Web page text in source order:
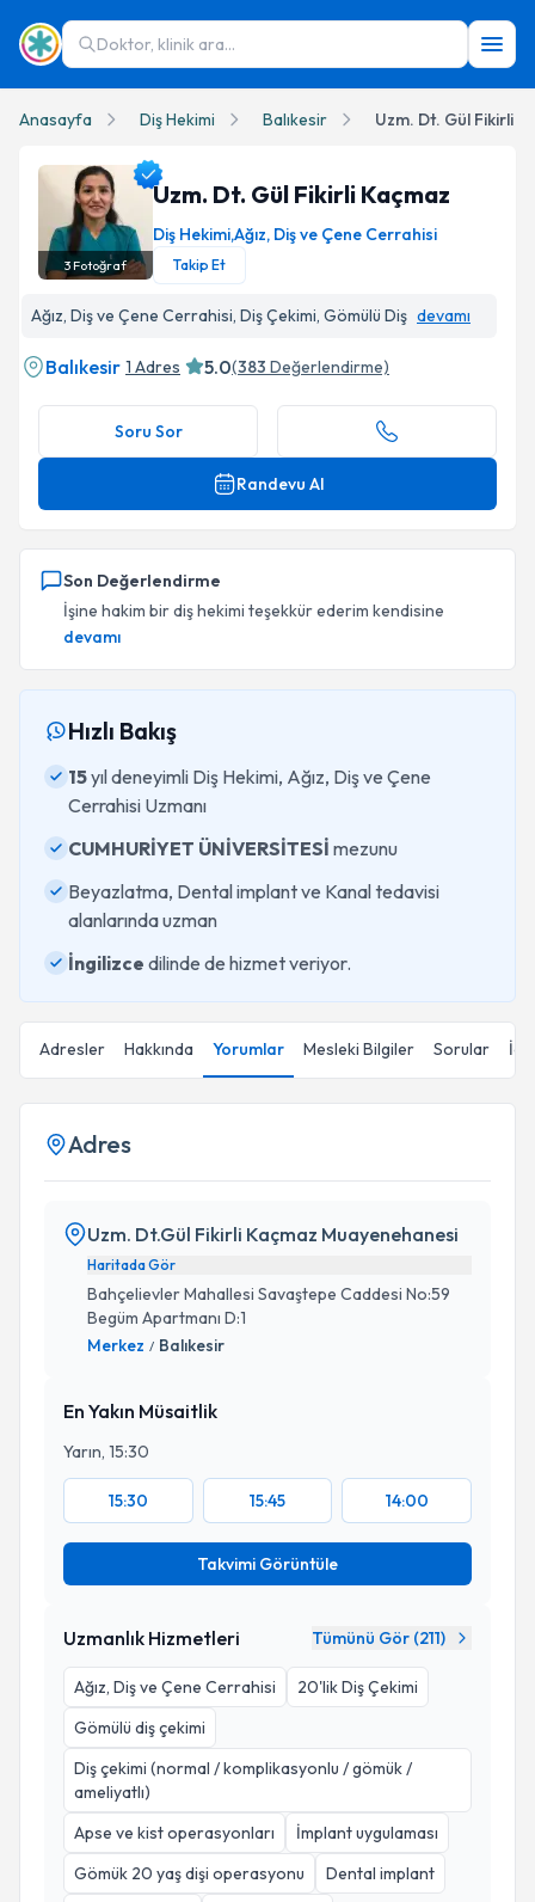
Doktor, klinik ara...
Anasayfa Diş Hekimi Balıkesir Uzm. Dt. Gül Fikirli
3Fotoğraf
Uzm. Dt. Gül Fikirli Kaçmaz
Diş Hekimi,Ağız, Diş ve Çene Cerrahisi
Takip Et
Ağız, Diş ve Çene Cerrahisi, Diş Çekimi, Gömülü Diş devamı
Balıkesir 1 Adres 5.0(383 Değerlendirme)
Soru Sor
Randevu Al
Son Değerlendirme
İşine hakim bir diş hekimi teşekkür ederim kendisine
devamı
Hızlı Bakış
15yıl deneyimli Diş Hekimi, Ağız, Diş ve Çene
Cerrahisi Uzmanı
CUMHURİYET ÜNİVERSİTESİ mezunu
Beyazlatma, Dental implant ve Kanal tedavisi
alanlarında uzman
İngilizce dilinde de hizmet veriyor.
Adresler Hakkında Yorumlar Mesleki Bilgiler Sorular
Adres
Uzm. Dt.Gül Fikirli Kaçmaz Muayenehanesi
Haritada Gör
Bahçelievler Mahallesi Savaştepe Caddesi No:59
Begüm Apartmanı D:1
Merkez / Balıkesir
En Yakın Müsaitlik
Yarın, 15:30
15:30 15:45 14:00
Takvimi Görüntüle
Uzmanlık Hizmetleri Tümünü Gör (211)
Ağız, Diş ve Çene Cerrahisi
20'lik Diş Çekimi
Gömülü diş çekimi
Diş çekimi (normal / komplikasyonlu / gömük /
ameliyatlı)
Apse ve kist operasyonları
İmplant uygulaması
Gömük 20 yaş dişi operasyonu
Dental implant